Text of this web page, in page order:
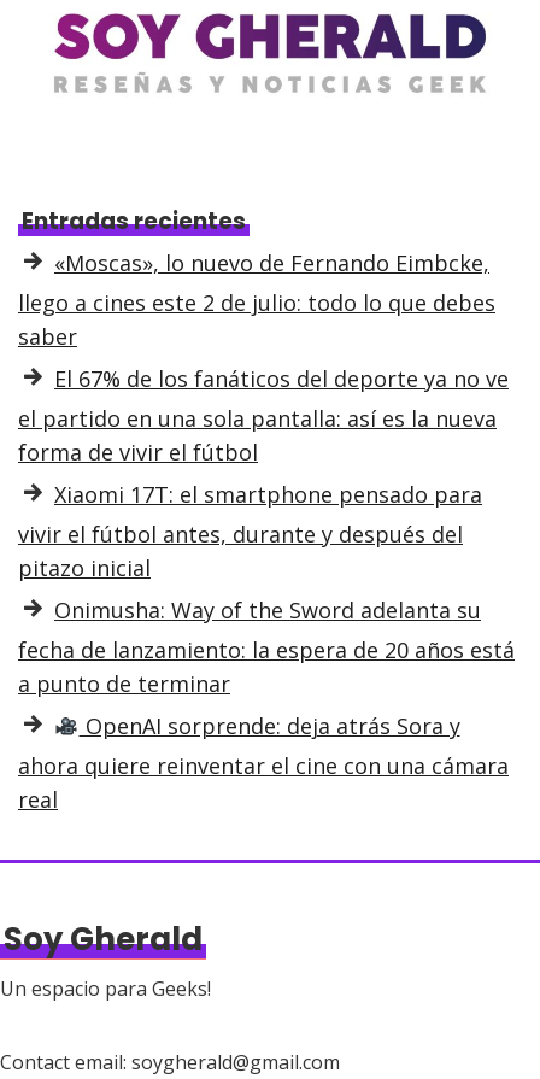
Entradas recientes
«Moscas», lo nuevo de Fernando Eimbcke,
llego a cines este 2 de julio: todo lo que debes
saber
El 67% de los fanáticos del deporte ya no ve
el partido en una sola pantalla: así es la nueva
forma de vivir el fútbol
Xiaomi 17T: el smartphone pensado para
vivir el fútbol antes, durante y después del
pitazo inicial
Onimusha: Way of the Sword adelanta su
fecha de lanzamiento: la espera de 20 años está
a punto de terminar
OpenAI sorprende: deja atrás Sora y
ahora quiere reinventar el cine con una cámara
real
Soy Gherald
Un espacio para Geeks!
Contact email: soygherald@gmail.com